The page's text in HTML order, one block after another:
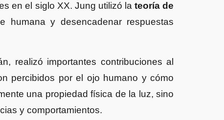
en el siglo XX. Jung utilizó lateoría de
humana y desencadenar respuestas
realizó importantes contribuciones al
percibidos por el ojo humano y cómo
una propiedad física de la luz, sino
y comportamientos.